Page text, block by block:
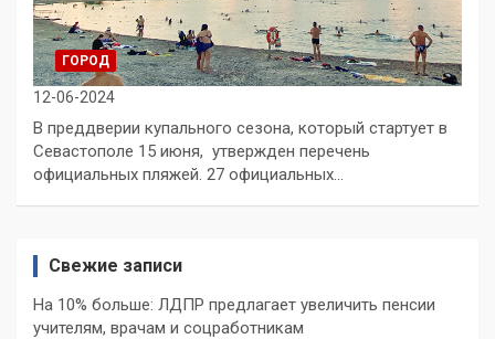
ГОРОД
12-06-2024
В преддверии купального сезона, который стартует в
Севастополе 15 июня, утвержден перечень
официальных пляжей. 27 официальных…
Свежие записи
На 10% больше: ЛДПР предлагает увеличить пенсии
учителям, врачам и соцработникам